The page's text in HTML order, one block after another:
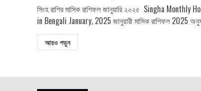
সিংহ রাশির মাসিক রাশিফল জানুয়ারি ২০২৫ Singha Monthly
in Bengali January, 2025 জানুয়ারী মাসিক রাশিফল ​​2025
আরও পড়ুন